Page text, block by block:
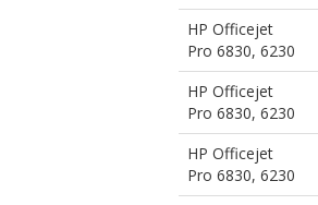
HP Officejet
Pro 6830, 6230
HP Officejet
Pro 6830, 6230
HP Officejet
Pro 6830, 6230